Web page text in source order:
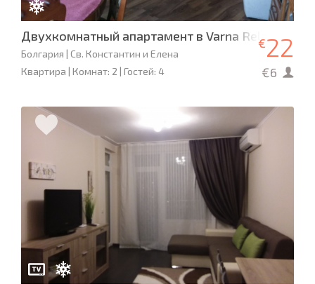
Двухкомнатный апартамент в Varna Relax
Болгария | Св. Константин и Елена
Квартира | Комнат: 2 | Гостей: 4
€22
€6